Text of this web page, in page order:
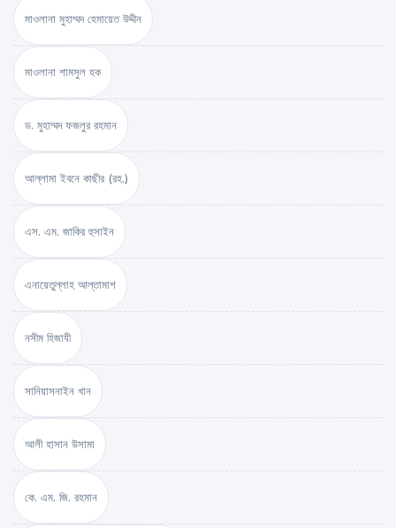
মাওলানা মুহাম্মদ হেমায়েত উদ্দীন
মাওলানা শামসুল হক
ড. মুহাম্মদ ফজলুর রহমান
আল্লামা ইবনে কাছীর (রহ.)
এস. এম. জাকির হুসাইন
এনায়েতুল্লাহ আল্‌তামাশ
নসীম হিজাযী
সানিয়াসনাইন খান
আলী হাসান উসামা
কে. এম. জি. রহমান